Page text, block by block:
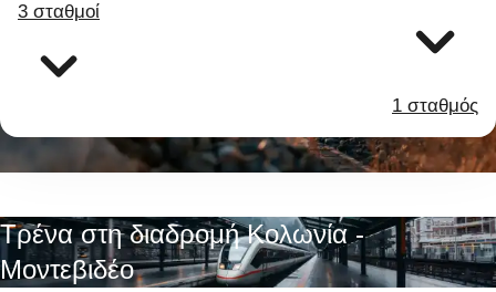
3 σταθμοί
1 σταθμός
Τρένα στη διαδρομή Κολωνία -
Μοντεβιδέο